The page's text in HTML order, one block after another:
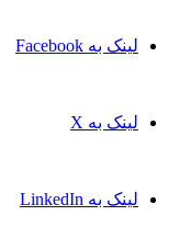
لینک به Facebook
لینک به X
لینک به LinkedIn